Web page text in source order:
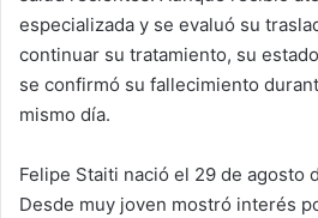
especializada y se evaluó su
continuar su tratamiento, su
se confirmó su fallecimiento
mismo día.
Felipe Staiti nació el 29 de agosto
Desde muy joven mostró interés